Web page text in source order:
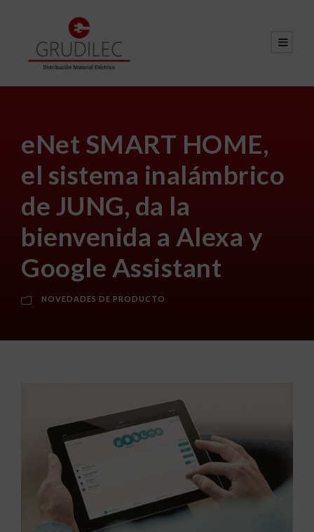
eNet SMART HOME,
el sistema inalámbrico
de JUNG, da la
bienvenida a Alexa y
Google Assistant
NOVEDADES DE PRODUCTO